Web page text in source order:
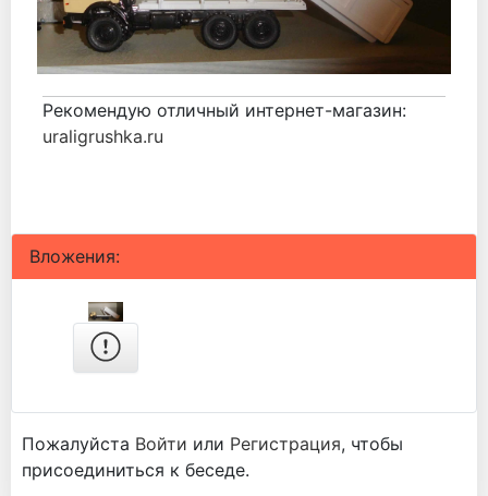
Рекомендую отличный интернет-магазин:
uraligrushka.ru
Вложения:
Пожалуйста Войти или Регистрация, чтобы
присоединиться к беседе.